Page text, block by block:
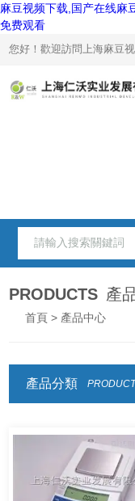
麻豆视频下载,国产在线麻
免费观看
您好！歡迎訪問上海麻豆
PRODUCTS 產
首頁 > 產品中心
產品分類